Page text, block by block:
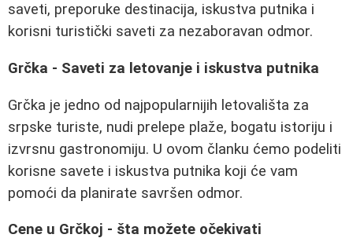
saveti, preporuke destinacija, iskustva putnika i
korisni turistički saveti za nezaboravan odmor.
Grčka - Saveti za letovanje i iskustva putnika
Grčka je jedno od najpopularnijih letovališta za
srpske turiste, nudi prelepe plaže, bogatu istoriju i
izvrsnu gastronomiju. U ovom članku ćemo podeliti
korisne savete i iskustva putnika koji će vam
pomoći da planirate savršen odmor.
Cene u Grčkoj - šta možete očekivati